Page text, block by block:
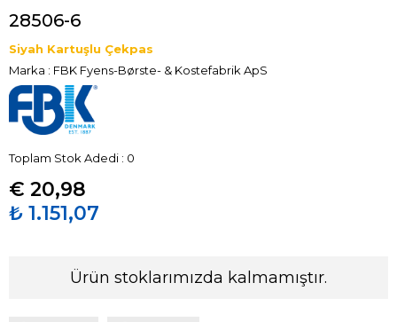
28506-6
Siyah Kartuşlu Çekpas
Marka : FBK Fyens-Børste- & Kostefabrik ApS
Toplam Stok Adedi : 0
€ 20,98
₺ 1.151,07
Ürün stoklarımızda kalmamıştır.